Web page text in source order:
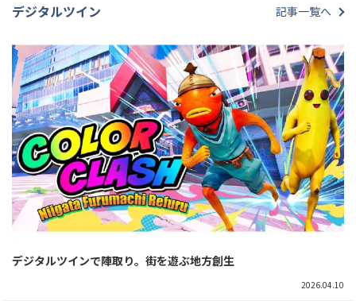
デジタルツイン 記事一覧へ
デジタルツインで陣取り。街を遊ぶ地方創生
2026.04.10